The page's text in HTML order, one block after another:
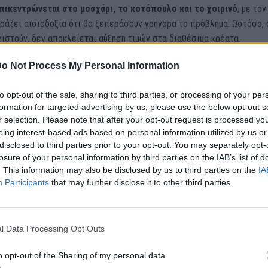
Not Process My Personal Information
opt-out of the sale, sharing to third parties, or processing of your
for targeted advertising by us, please use the below opt-out
selection. Please note that after your opt-out request is processed
interest-based ads based on personal information utilized by us
to third parties prior to your opt-out. You may separately
of your personal information by third parties on the IAB’s list of
This information may also be disclosed by us to third parties on the
Participants that may further disclose it to other third parties.
Data Processing Opt Outs
opt-out of the Sharing of my personal data.
στο μοσχάρι, το κοτόπουλο και το χοιρινό, με τον
αισιοδοξία ότι θα ξεπεράσουν γρήγορα το πρόβλημα. Ωστόσο,
δεν αποκλείεται αύξηση τιμών στα διαθέσιμα κρέατα.
και τα ψητοπωλεία στη Λάρισα προσαρμόζουν τα μενού τους,
σημειώνει ότι η επιδημία της πανώλης αποτελεί μια
την αντιμετωπίζουν με αισιοδοξία.
μετακίνησης των ζώων δημιουργεί προκλήσεις και στην
καταναλωτές να επιλέγουν περισσότερο κοτόπουλο. Ο κ.
η πανώλη επηρεάζει τα ζώα, δεν αποτελεί απειλή για τη
δυσκολίες, υπάρχει αισιοδοξία ότι τα μέτρα θα αρθούν σύντομα
στην κανονικότητα.